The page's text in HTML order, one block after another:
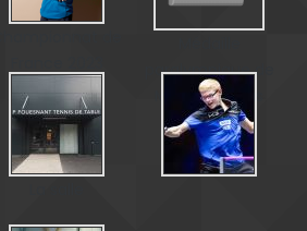
paralympique de
Matéo Bohéas